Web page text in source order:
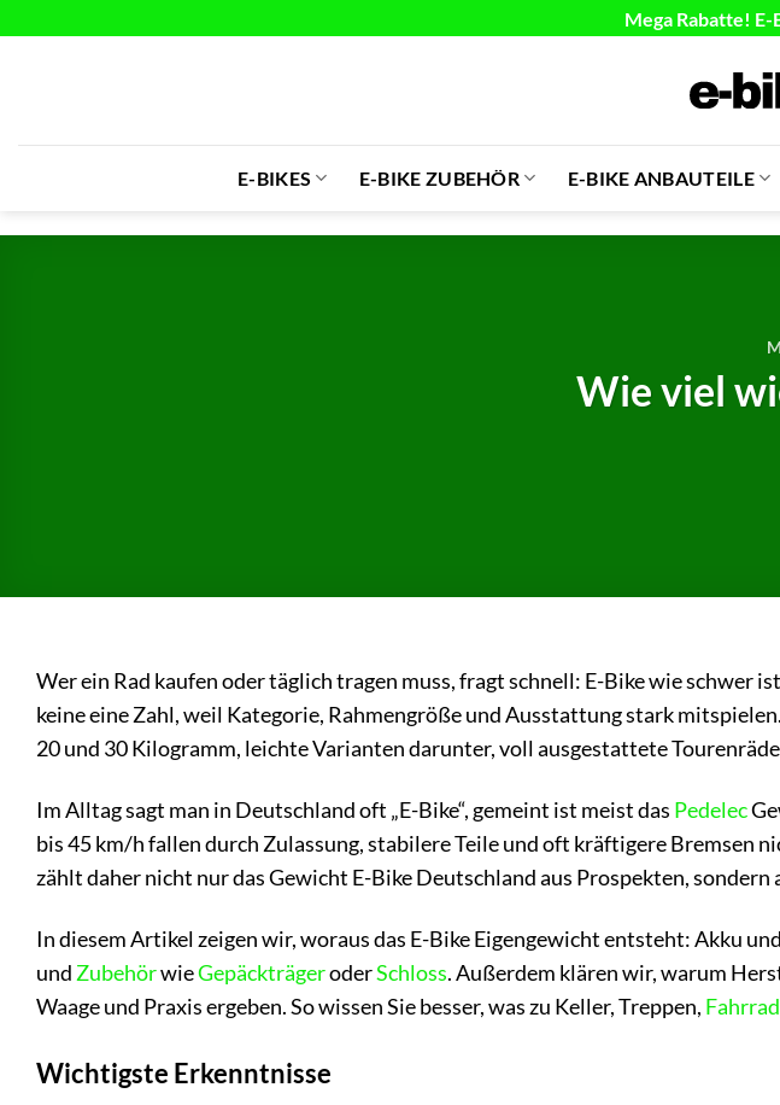
Mega Rabatte! E-
E-BIKES E-BIKE ZUBEHÖR E-BIKE ANBAUTEILE
Wie viel
Wer ein Rad kaufen oder täglich tragen muss, fragt schnell: E-Bike wie schwer
keine eine Zahl, weil Kategorie, Rahmengröße und Ausstattung stark
20 und 30 Kilogramm, leichte Varianten darunter, voll ausgestattete
Im Alltag sagt man in Deutschland oft „E-Bike“, gemeint ist meist das Pedelec
bis 45 km/h fallen durch Zulassung, stabilere Teile und oft kräftigere Bremsen
zählt daher nicht nur das Gewicht E-Bike Deutschland aus Prospekten,
In diesem Artikel zeigen wir, woraus das E-Bike Eigengewicht entsteht: Akku
und ZubehörwieGepäckträgeroderSchloss. Außerdem klären wir, warum
Waage und Praxis ergeben. So wissen Sie besser, was zu Keller, Treppen,
Wichtigste Erkenntnisse